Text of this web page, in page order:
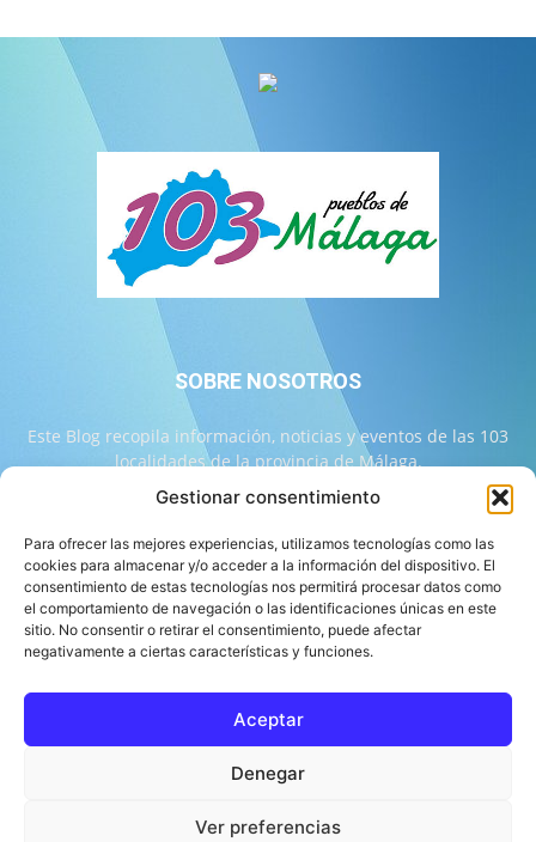
Gestionar consentimiento
Para ofrecer las mejores experiencias, utilizamos tecnologías como las
cookies para almacenar y/o acceder a la información del dispositivo. El
consentimiento de estas tecnologías nos permitirá procesar datos como
el comportamiento de navegación o las identificaciones únicas en este
sitio. No consentir o retirar el consentimiento, puede afectar
negativamente a ciertas características y funciones.
Aceptar
Denegar
Ver preferencias
SOBRE NOSOTROS
Este Blog recopila información, noticias y eventos de las 103
localidades de la provincia de Málaga.
Contáctanos: info@103malaga.com
SÍGUENOS
Equipo de 103 Málaga
Aviso Legal